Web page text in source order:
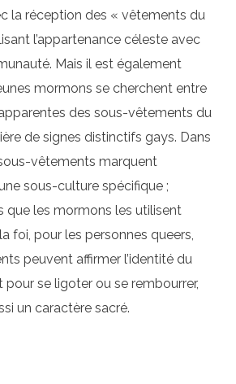
la réception des « vêtements du
l’appartenance céleste avec
Mais il est également
mormons se cherchent entre
des sous-vêtements du
de signes distinctifs gays. Dans
vêtements marquent
sous-culture spécifique ;
que les mormons les utilisent
foi, pour les personnes queers,
peuvent affirmer l’identité du
pour se ligoter ou se rembourrer,
un caractère sacré.